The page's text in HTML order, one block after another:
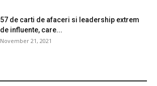
57 de carti de afaceri si leadership extrem
de influente, care...
November 21, 2021